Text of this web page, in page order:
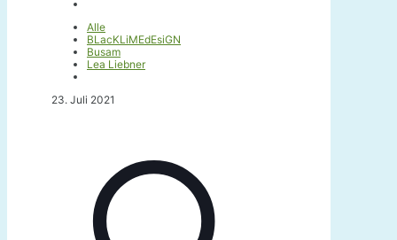
Alle
BLacKLiMEdEsiGN
Busam
Lea Liebner
23. Juli 2021